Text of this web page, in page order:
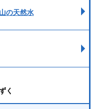
の天然水
く